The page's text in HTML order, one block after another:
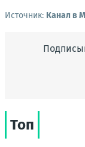
Источник: Канал в
Топ